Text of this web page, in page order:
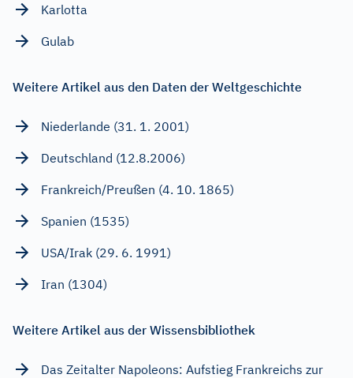
Karlotta
Gulab
Weitere Artikel aus den Daten der Weltgeschichte
Niederlande (31. 1. 2001)
Deutschland (12.8.2006)
Frankreich/Preußen (4. 10. 1865)
Spanien (1535)
USA/Irak (29. 6. 1991)
Iran (1304)
Weitere Artikel aus der Wissensbibliothek
Das Zeitalter Napoleons: Aufstieg Frankreichs zur